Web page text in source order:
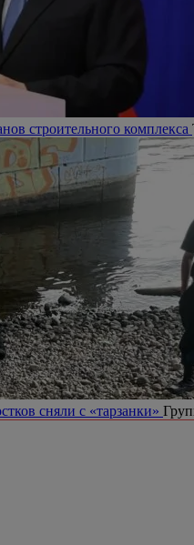
строительного комплекса
сняли с «тарзанки»